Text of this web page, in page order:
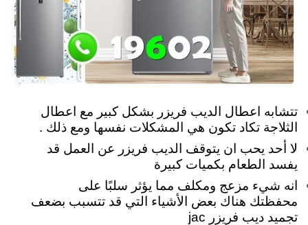
تتشابه اعطال الديب فريزر بشكل كبير مع اعطال
الثلاجة تكاد تكون هي المشكلات نفسها ومع ذلك .
لا أحد يحب ان يتوقف الديب فريزر عن العمل قد
يفسد الطعام بكميات كبيرة
انه شيء مزعج ومكلف مما يؤثر سلبًا على
محفظتك هناك بعض الأشياء التي قد تتسبب بضعف
تجميد ديب فريزر jac